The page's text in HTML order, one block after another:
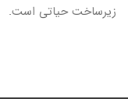
زیرساخت حیاتی است.